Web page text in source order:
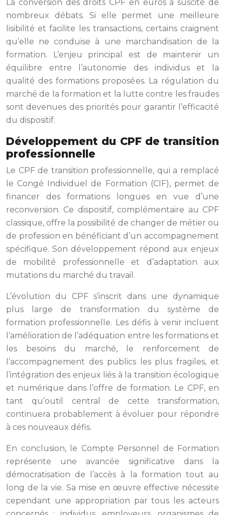
La conversion des droits CPF en euros a suscité de
nombreux débats. Si elle permet une meilleure
lisibilité et facilite les transactions, certains craignent
qu’elle ne conduise à une marchandisation de la
formation. L’enjeu principal est de maintenir un
équilibre entre l’autonomie des individus et la
qualité des formations proposées. La régulation du
marché de la formation et la lutte contre les fraudes
sont devenues des priorités pour garantir l’efficacité
du dispositif.
Développement du CPF de transition
professionnelle
Le CPF de transition professionnelle, qui a remplacé
le Congé Individuel de Formation (CIF), permet de
financer des formations longues en vue d’une
reconversion. Ce dispositif, complémentaire au CPF
classique, offre la possibilité de changer de métier ou
de profession en bénéficiant d’un accompagnement
spécifique. Son développement répond aux enjeux
de mobilité professionnelle et d’adaptation aux
mutations du marché du travail.
L’évolution du CPF s’inscrit dans une dynamique
plus large de transformation du système de
formation professionnelle. Les défis à venir incluent
l’amélioration de l’adéquation entre les formations et
les besoins du marché, le renforcement de
l’accompagnement des publics les plus fragiles, et
l’intégration des enjeux liés à la transition écologique
et numérique dans l’offre de formation. Le CPF, en
tant qu’outil central de cette transformation,
continuera probablement à évoluer pour répondre
à ces nouveaux défis.
En conclusion, le Compte Personnel de Formation
représente une avancée significative dans la
démocratisation de l’accès à la formation tout au
long de la vie. Sa mise en œuvre effective nécessite
cependant une appropriation par tous les acteurs